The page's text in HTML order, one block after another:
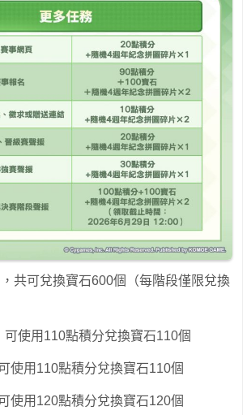
共可兌換寶石600個（每階段僅限兌換
可使用110點積分兌換寶石110個
使用110點積分兌換寶石110個
使用120點積分兌換寶石120個